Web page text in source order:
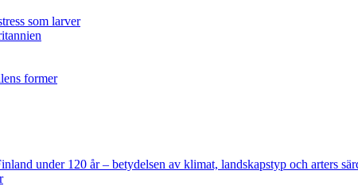
som larver
former
under 120 år– betydelsen av klimat, landskapstyp och arters